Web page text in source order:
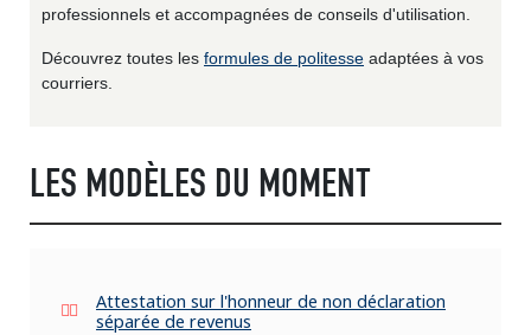
professionnels et accompagnées de conseils d'utilisation.
Découvrez toutes les formules de politesse adaptées à vos
courriers.
LES MODÈLES DU MOMENT
Attestation sur l'honneur de non déclaration
séparée de revenus